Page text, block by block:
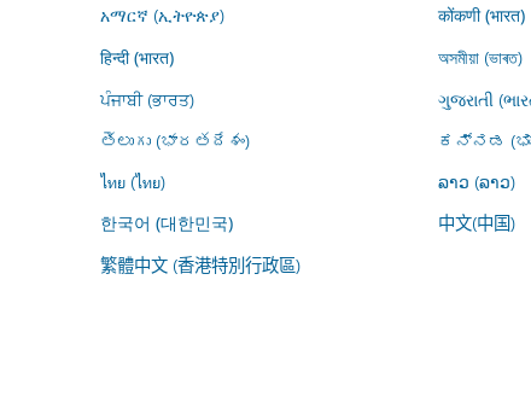
አማርኛ (ኢትዮጵያ) कोंकणी (भारत)
हिन्दी (भारत) অসমীয়া (ভাৰত)
ਪੰਜਾਬੀ (ਭਾਰਤ) ગુજરાતી
తెలుగు (భారతదేశం) ಕನ್ನಡ
ไทย (ไทย) ລາວ (ລາວ)
한국어 (대한민국) 中文(中国)
繁體中文 (香港特別行政區)